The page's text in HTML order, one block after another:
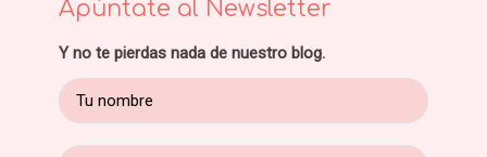
Apúntate al Newsletter
Y no te pierdas nada de nuestro blog.